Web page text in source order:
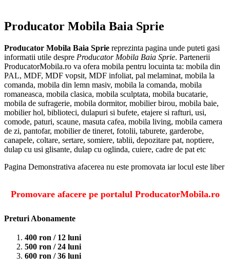
Producator Mobila Baia Sprie
Producator Mobila Baia Sprie reprezinta pagina unde puteti gasi
informatii utile despre Producator Mobila Baia Sprie. Partenerii
ProducatorMobila.ro va ofera mobila pentru locuinta ta: mobila din
PAL, MDF, MDF vopsit, MDF infoliat, pal melaminat, mobila la
comanda, mobila din lemn masiv, mobila la comanda, mobila
romaneasca, mobila clasica, mobila sculptata, mobila bucatarie,
mobila de sufragerie, mobila dormitor, mobilier birou, mobila baie,
mobilier hol, biblioteci, dulapuri si bufete, etajere si rafturi, usi,
comode, paturi, scaune, masuta cafea, mobila living, mobila camera
de zi, pantofar, mobilier de tineret, fotolii, taburete, garderobe,
canapele, coltare, sertare, somiere, tablii, depozitare pat, noptiere,
dulap cu usi glisante, dulap cu oglinda, cuiere, cadre de pat etc
Pagina Demonstrativa afacerea nu este promovata iar locul este liber
Promovare afacere pe portalul ProducatorMobila.ro
Preturi Abonamente
400 ron / 12 luni
500 ron / 24 luni
600 ron / 36 luni